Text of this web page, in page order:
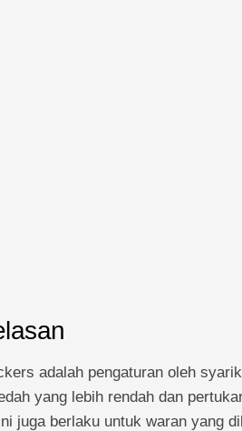
adalah pengaturan oleh
yang lebih rendah dan
juga berlaku untuk waran yang